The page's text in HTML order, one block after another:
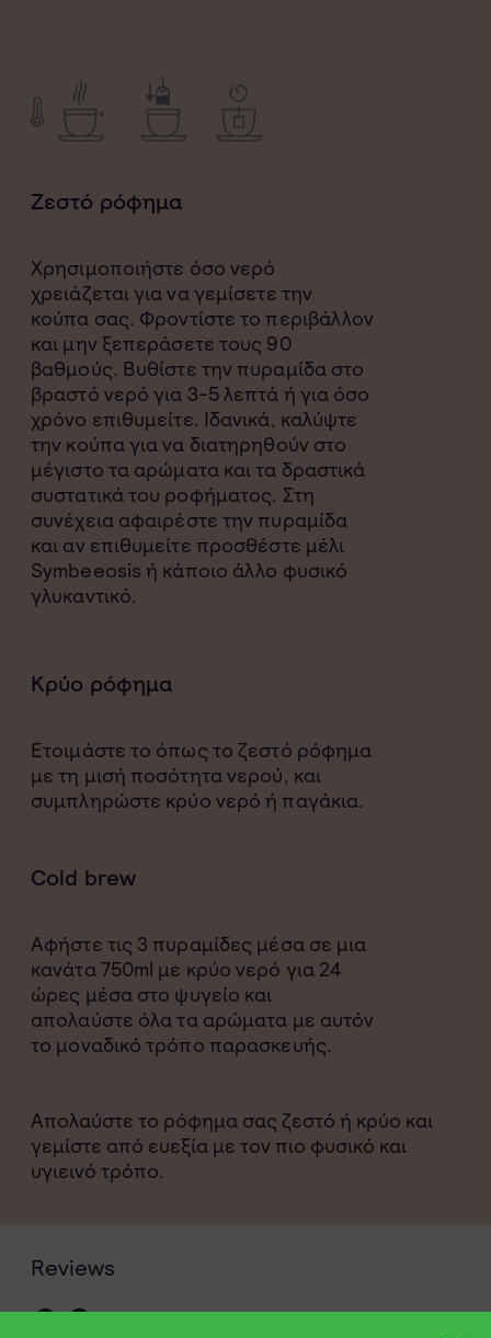
Ζεστό ρόφημα
Χρησιμοποιήστε όσο νερό
χρειάζεται για να γεμίσετε την
κούπα σας. Φροντίστε το περιβάλλον
και μην ξεπεράσετε τους 90
βαθμούς. Βυθίστε την πυραμίδα στο
βραστό νερό για 3-5 λεπτά ή για όσο
χρόνο επιθυμείτε. Ιδανικά, καλύψτε
την κούπα για να διατηρηθούν στο
μέγιστο τα αρώματα και τα δραστικά
συστατικά του ροφήματος. Στη
συνέχεια αφαιρέστε την πυραμίδα
και αν επιθυμείτε προσθέστε μέλι
Symbeeosis ή κάποιο άλλο φυσικό
γλυκαντικό.
Κρύο ρόφημα
Ετοιμάστε το όπως το ζεστό ρόφημα
με τη μισή ποσότητα νερού, και
συμπληρώστε κρύο νερό ή παγάκια.
Cold brew
Αφήστε τις 3 πυραμίδες μέσα σε μια
κανάτα 750ml με κρύο νερό για 24
ώρες μέσα στο ψυγείο και
απολαύστε όλα τα αρώματα με αυτόν
το μοναδικό τρόπο παρασκευής.
Απολαύστε το ρόφημα σας ζεστό ή κρύο και
γεμίστε από ευεξία με τον πιο φυσικό και
υγιεινό τρόπο.
Reviews
0,0